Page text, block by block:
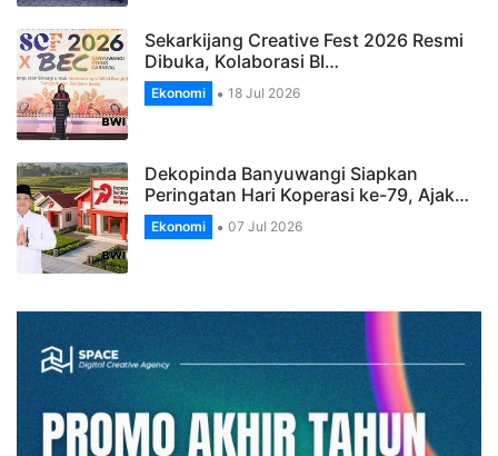
Sekarkijang Creative Fest 2026 Resmi
Dibuka, Kolaborasi BI…
Ekonomi 18 Jul 2026
Dekopinda Banyuwangi Siapkan
Peringatan Hari Koperasi ke-79, Ajak…
Ekonomi 07 Jul 2026